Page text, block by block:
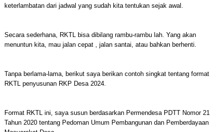
keterlambatan dari jadwal yang sudah kita tentukan sejak awal.
Secara sederhana, RKTL bisa dibilang rambu-rambu lah. Yang akan
menuntun kita, mau jalan cepat , jalan santai, atau bahkan berhenti.
Tanpa berlama-lama, berikut saya berikan contoh singkat tentang format
RKTL penyusunan RKP Desa 2024.
Format RKTL ini, saya susun berdasarkan Permendesa PDTT Nomor 21
Tahun 2020 tentang Pedoman Umum Pembangunan dan Pemberdayaan